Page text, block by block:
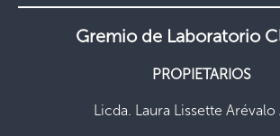
Gremio de Laboratorio
PROPIETARIOS
Licda. Laura Lissette Arévalo